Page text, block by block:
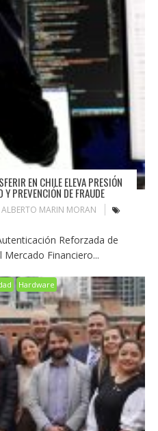
EN CHILE ELEVA PRESIÓN
PREVENCIÓN DE FRAUDE
ALBERTO MARIN MORAN
Reforzada de
Financiero...
Hardware